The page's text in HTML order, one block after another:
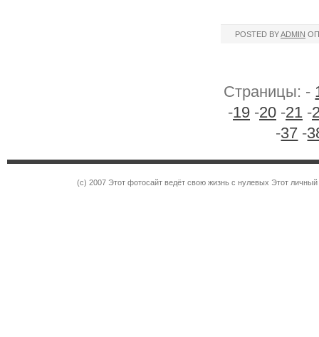
POSTED BYADMIN
Страницы: -
-19 -20 -21 -
-37 -
(c) 2007 Этот фотосайт ведёт свою жизнь с нулевых Этот